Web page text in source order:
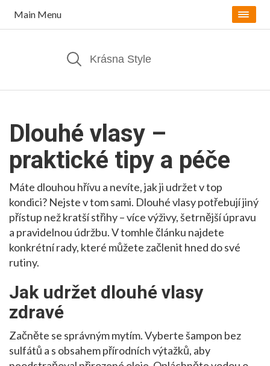
Main Menu
Dlouhé vlasy –
praktické tipy a péče
Máte dlouhou hřívu a nevíte, jak ji udržet v top
kondici? Nejste v tom sami. Dlouhé vlasy potřebují jiný
přístup než kratší střihy – více výživy, šetrnější úpravu
a pravidelnou údržbu. V tomhle článku najdete
konkrétní rady, které můžete začlenit hned do své
rutiny.
Jak udržet dlouhé vlasy
zdravé
Začněte se správným mytím. Vyberte šampon bez
sulfátů a s obsahem přírodních výtažků, aby